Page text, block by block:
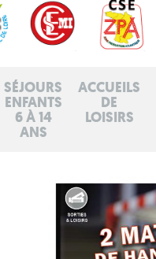
SÉJOURS
ENFANTS
6 À 14
ANS
ACCUEILS
DE
LOISIRS